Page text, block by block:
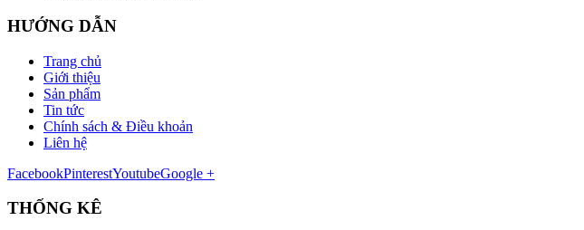
HƯỚNG DẪN
Trang chủ
Giới thiệu
Sản phẩm
Tin tức
Chính sách & Điều khoản
Liên hệ
FacebookPinterestYoutubeGoogle +
THỐNG KÊ